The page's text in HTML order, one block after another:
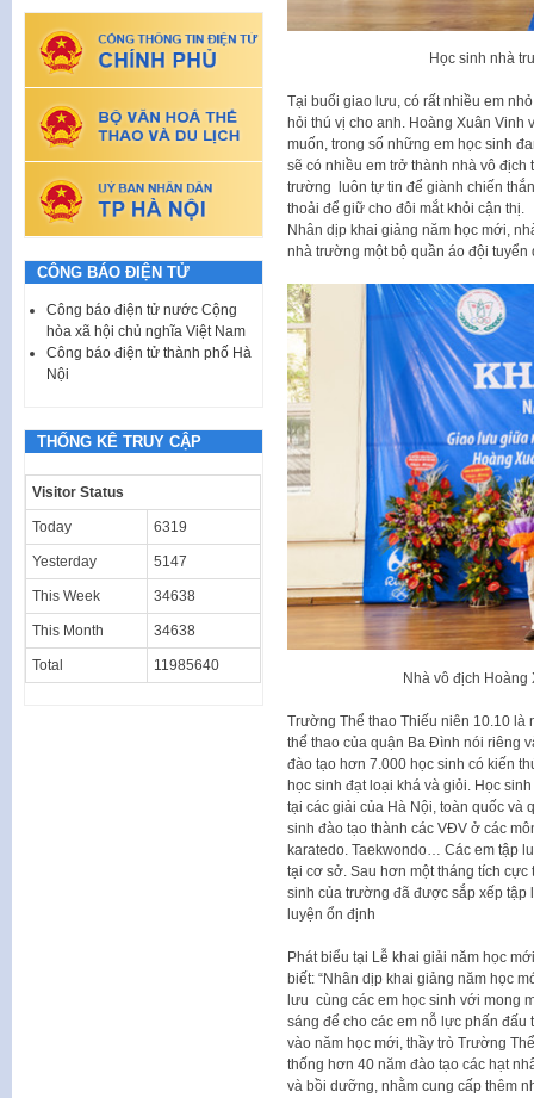
Học sinh nhà
Tại buổi giao lưu, có rất nhiều em
hỏi thú vị cho anh. Hoàng Xuân
muốn, trong số những em học sinh
sẽ có nhiều em trở thành nhà vô
trường luôn tự tin để giành chiến
thoải để giữ cho đôi mắt khỏi cận thị.
Nhân dịp khai giảng năm học mới,
nhà trường một bộ quần áo đội tuyển
Nhà vô địch
Trường Thể thao Thiếu niên 10.10 là
thể thao của quận Ba Đình nói riêng
đào tạo hơn 7.000 học sinh có kiến
học sinh đạt loại khá và giỏi. Học
tại các giải của Hà Nội, toàn quốc và
sinh đào tạo thành các VĐV ở các
karatedo. Taekwondo… Các em tập
tại cơ sở. Sau hơn một tháng tích
sinh của trường đã được sắp xếp tập
luyện ổn định
Phát biểu tại Lễ khai giải năm học
biết: “Nhân dịp khai giảng năm học
lưu cùng các em học sinh với mong
sáng để cho các em nỗ lực phấn
vào năm học mới, thầy trò Trường
thống hơn 40 năm đào tạo các hạt
và bồi dưỡng, nhằm cung cấp thêm
CÔNG BÁO ĐIỆN TỬ
Công báo điện tử nước Cộng
hòa xã hội chủ nghĩa Việt Nam
Công báo điện tử thành phố Hà
Nội
THỐNG KÊ TRUY CẬP
Visitor Status
Today 6319
Yesterday 5147
This Week 34638
This Month 34638
Total 11985640